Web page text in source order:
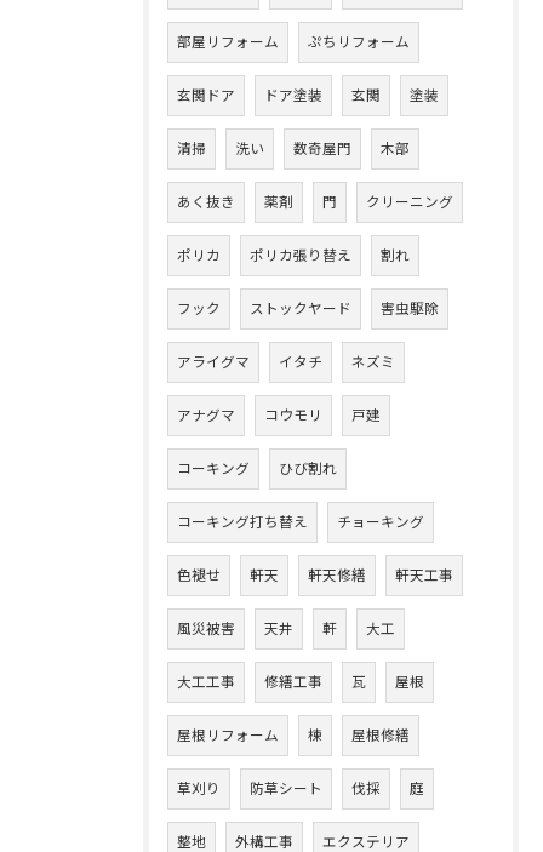
部屋リフォーム ぷちリフォーム
玄関ドア ドア塗装 玄関 塗装
清掃 洗い 数奇屋門 木部
あく抜き 薬剤 門 クリーニング
ポリカ ポリカ張り替え 割れ
フック ストックヤード 害虫駆除
アライグマ イタチ ネズミ
アナグマ コウモリ 戸建
コーキング ひび割れ
コーキング打ち替え チョーキング
色褪せ 軒天 軒天修繕 軒天工事
風災被害 天井 軒 大工
大工工事 修繕工事 瓦 屋根
屋根リフォーム 棟 屋根修繕
草刈り 防草シート 伐採 庭
整地 外構工事 エクステリア